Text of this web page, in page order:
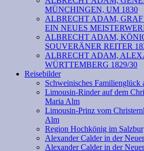
MÜNCHINGEN, UM 1830
ALBRECHT ADAM,
EIN NEUES
ALBRECHT ADAM,
SOUVERÄNER REITER
ALBRECHT ADAM,
WÜRTTEMBERG 1829/30
Reisebilder
Schweinisches Familienglück
Limousin-Rinder auf dem
Maria Alm
Limousin-Prinz vom
Alm
Region Hochkönig im
Alexander Calder in der
Alexander Calder in der